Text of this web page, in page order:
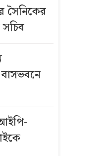
৬
নিহত
খাতে আসছে
হামলায়
৩০
নিহত
সৈনিকের